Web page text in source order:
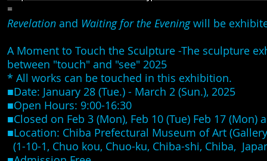
=
Revelation and Waiting for the Eveningwill be
A Moment to Touch the Sculpture -The sculpture
between "touch" and "see" 2025
* All works can be touched in this exhibition.
■Date: January 28 (Tue.) - March 2 (Sun.), 2025
■Open Hours: 9:00-16:30
■Closed on Feb 3 (Mon), Feb 10 (Tue) Feb 17 (Mon)
■Location: Chiba Prefectural Museum of Art
(1-10-1, Chuo kou, Chuo-ku, Chiba-shi, Chiba,